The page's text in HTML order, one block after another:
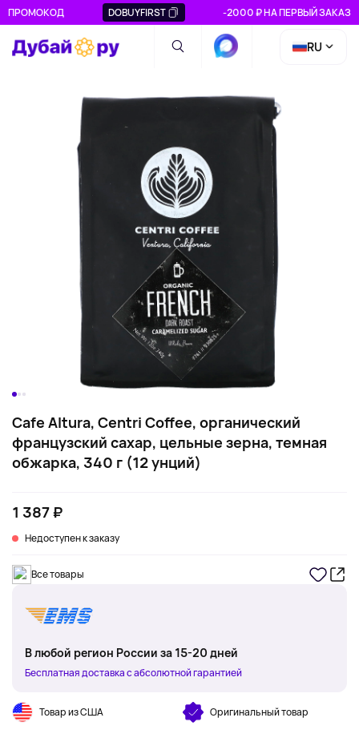
ПРОМОКОД DOBUYFIRST -2000 ₽ НА ПЕРВЫЙ ЗАКАЗ
RU
Cafe Altura, Centri Coffee, органический
французский сахар, цельные зерна, темная
обжарка, 340 г (12 унций)
1 387 ₽
Недоступен к заказу
Все товары
В любой регион России за 15-20 дней
Бесплатная доставка с абсолютной гарантией
Товар из США Оригинальный товар